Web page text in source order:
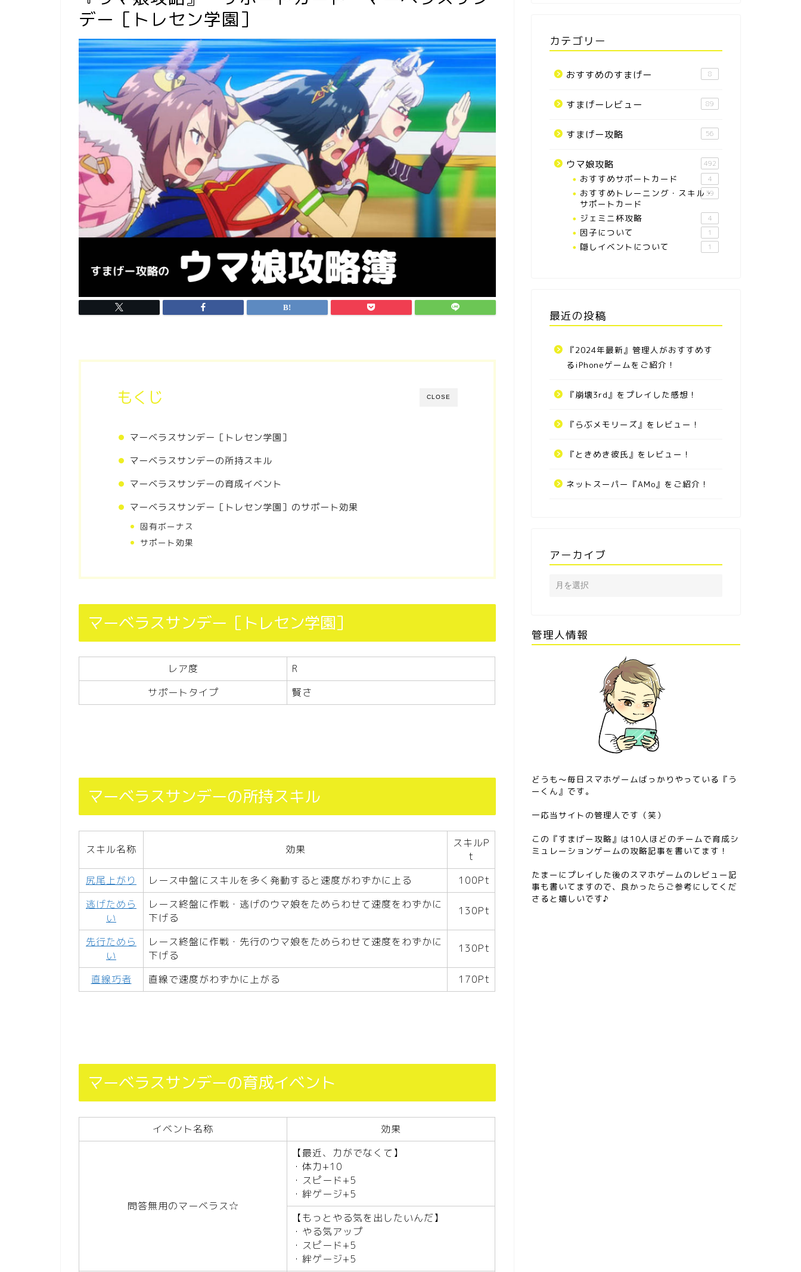
デー［トレセン学園］
CLOSE
もくじ
マーベラスサンデー［トレセン学園］
マーベラスサンデーの所持スキル
マーベラスサンデーの育成イベント
マーベラスサンデー［トレセン学園］のサポート効果
固有ボーナス
サポート効果
マーベラスサンデー［トレセン学園］
レア度
R
サポートタイプ
賢さ
マーベラスサンデーの所持スキル
スキル名称 効果
スキルP
t
尻尾上がり
レース中盤にスキルを多く発動すると速度がわずかに上る
100Pt
逃げためら
い
レース終盤に作戦・逃げのウマ娘をためらわせて速度をわずかに
下げる
130Pt
先行ためら
い
レース終盤に作戦・先行のウマ娘をためらわせて速度をわずかに
下げる
130Pt
直線巧者 直線で速度がわずかに上がる 170Pt
マーベラスサンデーの育成イベント
イベント名称 効果
問答無用のマーベラス☆
【最近、力がでなくて】
・体力+10
・スピード+5
・絆ゲージ+5
【もっとやる気を出したいんだ】
・やる気アップ
・スピード+5
・絆ゲージ+5
カテゴリー
おすすめのすまげー 8
すまげーレビュー 89
すまげー攻略 56
ウマ娘攻略 492
おすすめサポートカード 4
おすすめトレーニング・スキル・
サポートカード
39
ジェミニ杯攻略 4
因子について 1
隠しイベントについて 1
最近の投稿
『2024年最新』管理人がおすすめす
るiPhoneゲームをご紹介！
『崩壊3rd』をプレイした感想！
『らぶメモリーズ』をレビュー！
『ときめき彼氏』をレビュー！
ネットスーパー『AMo』をご紹介！
アーカイブ
管理人情報
どうも〜毎日スマホゲームばっかりやっている『う
ーくん』です。
一応当サイトの管理人です（笑）
この『すまげー攻略』は10人ほどのチームで育成シ
ミュレーションゲームの攻略記事を書いてます！
たまーにプレイした後のスマホゲームのレビュー記
事も書いてますので、良かったらご参考にしてくだ
さると嬉しいです♪